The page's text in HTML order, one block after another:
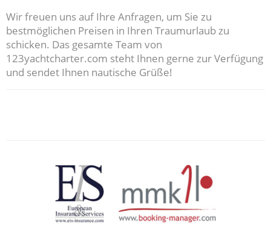
Wir freuen uns auf Ihre Anfragen, um Sie zu
bestmöglichen Preisen in Ihren Traumurlaub zu
schicken. Das gesamte Team von
123yachtcharter.com steht Ihnen gerne zur Verfügung
und sendet Ihnen nautische Grüße!